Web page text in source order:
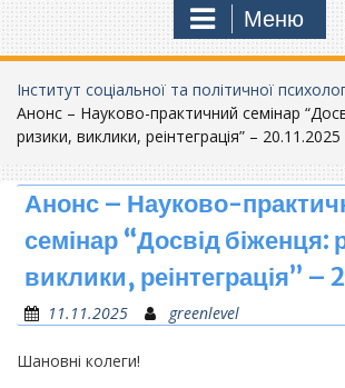
Меню
Інститут соціальної та політичної
Анонс – Науково-практичний семінар
ризики, виклики, реінтеграція” – 20.11.2025
Анонс – Науково-
семінар “Досвід біженця:
виклики, реінтеграція” –
11.11.2025 greenlevel
Шановні колеги!